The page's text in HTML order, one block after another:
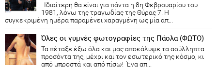
Ιδιαίτερη θα είναι για πάντα η 8η Φεβρουαρίου του
1981, λόγω της τραγωδίας της Θύρας 7. Η
συγκεκριμένη ημέρα παραμένει χαραγμένη ως μία απ...
Όλες οι γυμνές φωτογραφίες της Πάολα (ΦΩΤΟ)
Τα πέταξε έξω όλα και μας αποκάλυψε τα ασύλληπτα
προσόντα της, μέχρι και τον εσωτερικό της κόσμο, κι
από μπροστά και από πίσω! Ένα απ...